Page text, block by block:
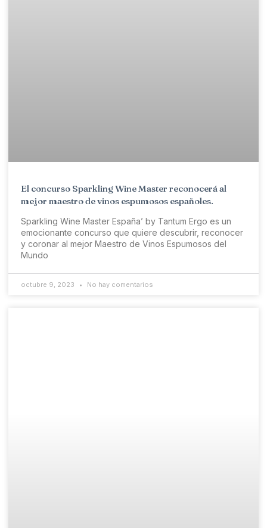
El concurso Sparkling Wine Master reconocerá al
mejor maestro de vinos espumosos españoles.
Sparkling Wine Master España’ by Tantum Ergo es un
emocionante concurso que quiere descubrir, reconocer
y coronar al mejor Maestro de Vinos Espumosos del
Mundo
octubre 9, 2023 No hay comentarios